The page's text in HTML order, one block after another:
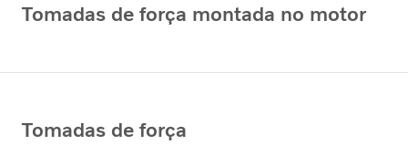
Tomadas de força montada no motor
Tomadas de força